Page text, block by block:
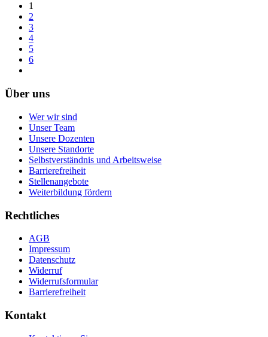
1
2
3
4
5
6
Über uns
Wer wir sind
Unser Team
Unsere Dozenten
Unsere Standorte
Selbstverständnis und Arbeitsweise
Barrierefreiheit
Stellenangebote
Weiterbildung fördern
Rechtliches
AGB
Impressum
Datenschutz
Widerruf
Widerrufsformular
Barrierefreiheit
Kontakt